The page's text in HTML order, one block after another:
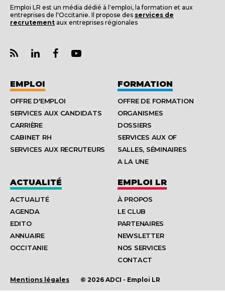
Emploi LR est un média dédié à l'emploi, la formation et aux
entreprises de l'Occitanie. Il propose des services de
recrutement aux entreprises régionales
EMPLOI
OFFRE D'EMPLOI
SERVICES AUX CANDIDATS
CARRIÈRE
CABINET RH
SERVICES AUX RECRUTEURS
FORMATION
OFFRE DE FORMATION
ORGANISMES
DOSSIERS
SERVICES AUX OF
SALLES, SÉMINAIRES
A LA UNE
ACTUALITÉ
ACTUALITÉ
AGENDA
EDITO
ANNUAIRE
OCCITANIE
EMPLOI LR
À PROPOS
LE CLUB
PARTENAIRES
NEWSLETTER
NOS SERVICES
CONTACT
Mentions légales © 2026 ADCI - Emploi LR